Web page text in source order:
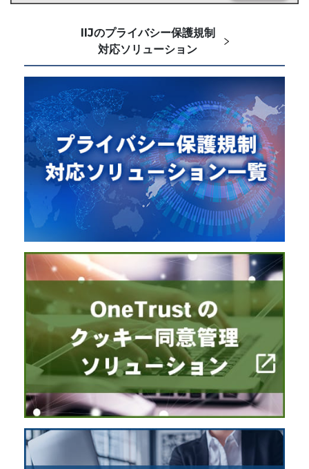
IIJのプライバシー保護規制
対応ソリューション